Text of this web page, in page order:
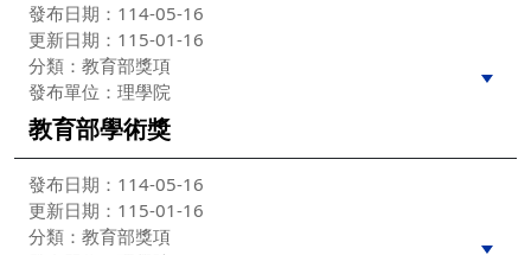
發布日期：114-05-16
更新日期：115-01-16
分類：教育部獎項
發布單位：理學院
教育部學術獎
發布日期：114-05-16
更新日期：115-01-16
分類：教育部獎項